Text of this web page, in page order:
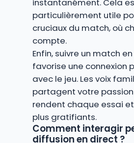
instantanément. Cela
particulièrement utile
cruciaux du match, où
compte.
Enfin, suivre un match
favorise une connexion
avec le jeu. Les voix
partagent votre
rendent chaque essai
plus gratifiants.
Comment interagir
diffusion en direct ?